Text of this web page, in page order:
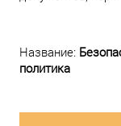
Название:
политика